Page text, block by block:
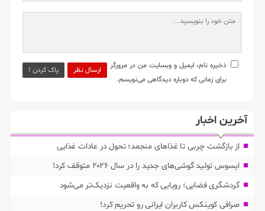
ارسال نظر پاک کردن !
ذخیره نام، ایمیل و وبسایت من در مرورگر
برای زمانی که دوباره دیدگاهی می‌نویسم.
آخرین اخبار
از بازگشت چربی تا غذاهای منجمد؛ تحول در عادات غذایی
ایسوس تولید گوشی‌های جدید را در سال ۲۰۲۶ متوقف کرد!
گردشگری فضایی؛ رویایی که به واقعیت نزدیک‌تر می‌شود
صرافی کوینکس کاربران ایرانی رو تحریم کرد!